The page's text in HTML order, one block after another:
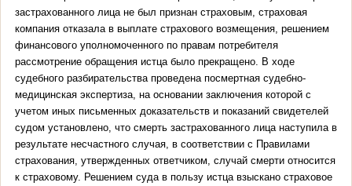
застрахованного лица не был признан страховым, страховая
компания отказала в выплате страхового возмещения, решением
финансового уполномоченного по правам потребителя
рассмотрение обращения истца было прекращено. В ходе
судебного разбирательства проведена посмертная судебно-
медицинская экспертиза, на основании заключения которой с
учетом иных письменных доказательств и показаний свидетелей
судом установлено, что смерть застрахованного лица наступила в
результате несчастного случая, в соответствии с Правилами
страхования, утвержденных ответчиком, случай смерти относится
к страховому. Решением суда в пользу истца взыскано страховое